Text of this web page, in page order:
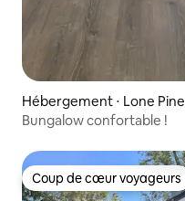
Hébergement ⋅ Lone Pine
Bungalow confortable !
Coup de cœur voyageurs
Coup de cœur voyageurs